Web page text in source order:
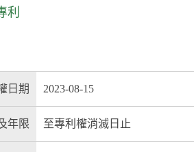
利
日期 2023-08-15
年限 至專利權消滅日止